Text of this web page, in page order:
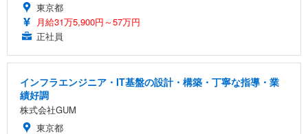
東京都
月給31万5,900円～57万円
正社員
インフラエンジニア・IT基盤の設計・構築・丁寧な指導・業
績好調
株式会社GUM
東京都